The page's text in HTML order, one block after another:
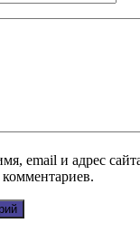
email и адрес